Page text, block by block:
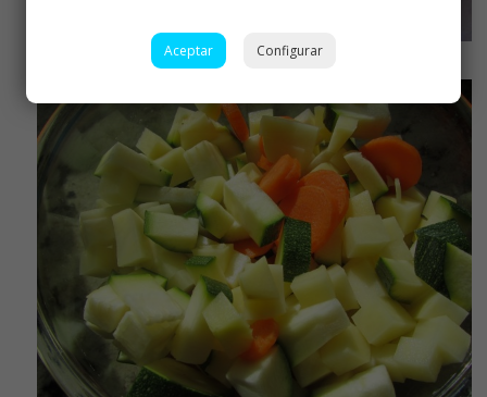
Picar las del sofrito
Sofreir
Aceptar Configurar